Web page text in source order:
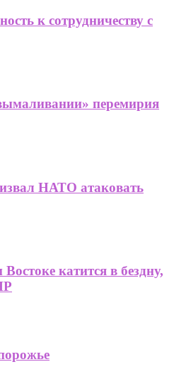
к сотрудничеству с
перемирия
НАТО атаковать
катится в бездну,